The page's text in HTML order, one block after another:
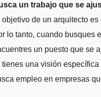
un trabajo que se
objetivo de un arquitecto
lo tanto, cuando busques
un puesto que se
tienes una visión
empleo en empresas